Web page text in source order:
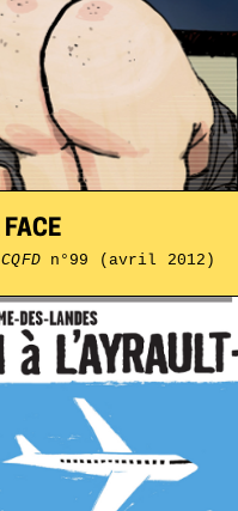
FACE
CQFDn°99 (avril 2012)